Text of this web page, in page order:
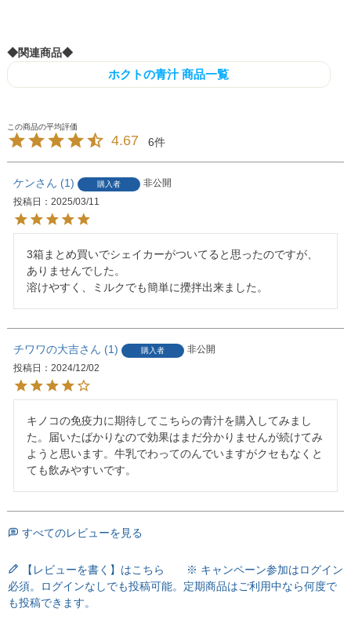
◆関連商品◆
ホクトの青汁 商品一覧
4.67 6
ケン 1 購入者
非公開
投稿日
2025/03/11
3箱まとめ買いでシェイカーがついてると思ったのですが、
ありませんでした。
溶けやすく、ミルクでも簡単に攪拌出来ました。
チワワの大吉 1 購入者
非公開
投稿日
2024/12/02
キノコの免疫力に期待してこちらの青汁を購入してみまし
た。届いたばかりなので効果はまだ分かりませんが続けてみ
ようと思います。牛乳でわってのんでいますがクセもなくと
すべてのレビューを見る
【レビューを書く】はこちら ※ キャンペーン参加はログイン
必須。ログインなしでも投稿可能。定期商品はご利用中なら何度で
も投稿できます。